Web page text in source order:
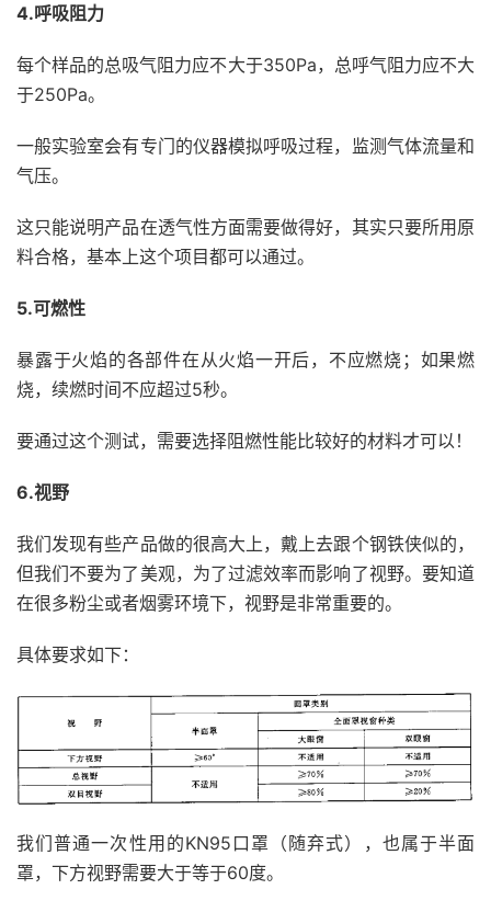
4.呼吸阻力
每个样品的总吸气阻力应不大于350Pa，总呼气阻力应不大
于250Pa。
一般实验室会有专门的仪器模拟呼吸过程，监测气体流量和
气压。
这只能说明产品在透气性方面需要做得好，其实只要所用原
料合格，基本上这个项目都可以通过。
5.可燃性
暴露于火焰的各部件在从火焰一开后，不应燃烧；如果燃
烧，续燃时间不应超过5秒。
要通过这个测试，需要选择阻燃性能比较好的材料才可以！
6.视野
我们发现有些产品做的很高大上，戴上去跟个钢铁侠似的，
但我们不要为了美观，为了过滤效率而影响了视野。要知道
在很多粉尘或者烟雾环境下，视野是非常重要的。
具体要求如下：
我们普通一次性用的KN95口罩（随弃式），也属于半面
罩，下方视野需要大于等于60度。